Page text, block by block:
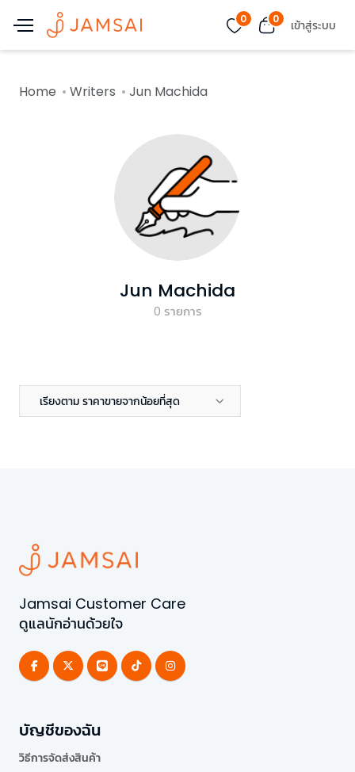
0 0 เข้าสู่ระบบ
Home Writers Jun Machida
Jun Machida
0 รายการ
เรียงตาม ราคาขายจากน้อยที่สุด
Jamsai Customer Care
ดูแลนักอ่านด้วยใจ
บัญชีของฉัน
วิธีการจัดส่งสินค้า